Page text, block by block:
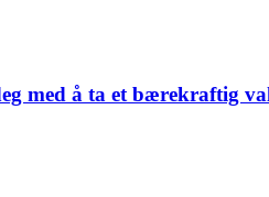
med å ta et bærekraftig